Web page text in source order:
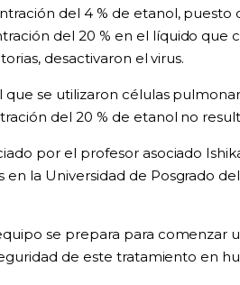
del 4 % de etanol, puesto
del 20 % en el líquido que
desactivaron el virus.
se utilizaron células
del 20 % de etanol no
por el profesor asociado
en la Universidad de Posgrado
se prepara para comenzar
de este tratamiento en